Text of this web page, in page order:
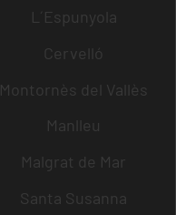
L´Espunyola
Cervelló
Montornès del Vallès
Manlleu
Malgrat de Mar
Santa Susanna